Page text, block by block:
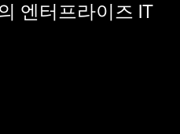
엔터프라이즈 IT